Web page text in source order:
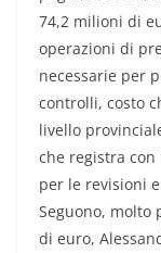
74,2 milioni di
operazioni di
necessarie per
controlli, costo
livello
che registra
per le revisioni
Seguono, molto
di euro,